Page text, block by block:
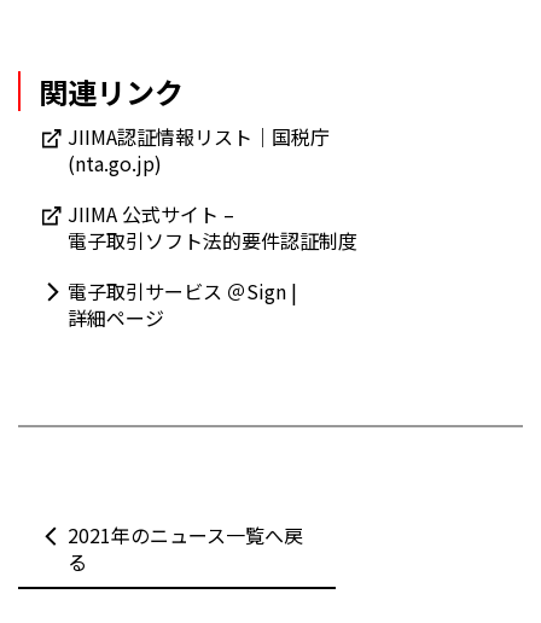
関連リンク
JIIMA認証情報リスト｜国税庁
(nta.go.jp)
JIIMA 公式サイト –
電子取引ソフト法的要件認証制度
電子取引サービス ＠Sign |
詳細ページ
2021年のニュース一覧へ戻
る